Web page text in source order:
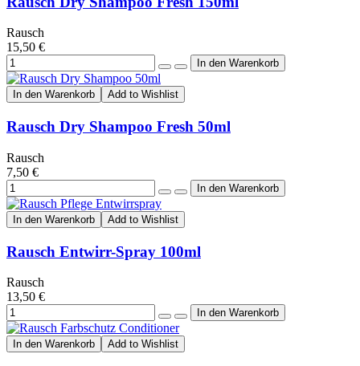
Rausch
15,50 €
In den Warenkorb Add to Wishlist
Rausch Dry Shampoo Fresh 50ml
Rausch
7,50 €
In den Warenkorb Add to Wishlist
Rausch Entwirr-Spray 100ml
Rausch
13,50 €
In den Warenkorb Add to Wishlist